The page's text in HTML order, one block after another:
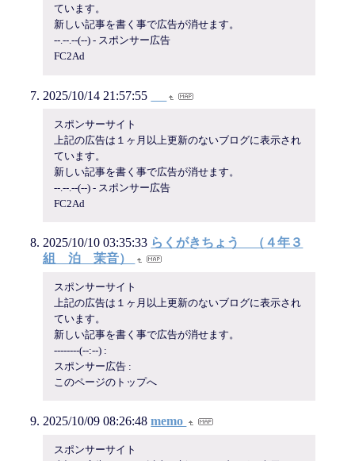
ています。
新しい記事を書く事で広告が消せます。
--.--.--(--) - スポンサー広告
FC2Ad
2025/10/14 21:57:55
スポンサーサイト
上記の広告は１ヶ月以上更新のないブログに表示され
ています。
新しい記事を書く事で広告が消せます。
--.--.--(--) - スポンサー広告
FC2Ad
2025/10/10 03:35:33 らくがきちょう （４年３
組 泊 茉音）
スポンサーサイト
上記の広告は１ヶ月以上更新のないブログに表示され
ています。
新しい記事を書く事で広告が消せます。
--------(--:--) :
スポンサー広告 :
このページのトップへ
2025/10/09 08:26:48 memo
スポンサーサイト